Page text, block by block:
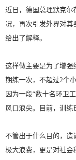
近日，德国总理默克尔
况，再次引发外界对其
给出了解释。
这样做主要是为了增强
期练一次，不超过2个
因为一段“数十名环卫
风口浪尖。目前，训练
不管出于什么目的，造
极大浪费，更是对社会